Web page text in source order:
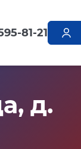
81-21
д.